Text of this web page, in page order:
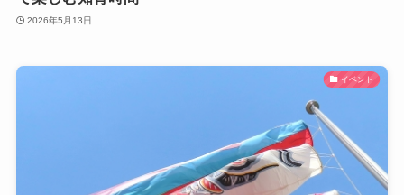
2026年5月13日
イベント